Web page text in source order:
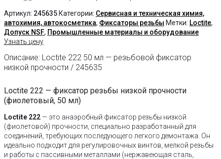
Артикул: 245635 Категории: Сервисная и техническая химия,
автохимия, автокосметика, Фиксаторы резьбы Метки: Loctite,
Допуск NSF, Промышленные материалы и оборудование
Узнать цену
Описание: Loctite 222 50 мл — резьбовой фиксатор
низкой прочности / 245635
Loctite 222 — фиксатор резьбы низкой прочности
(фиолетовый, 50 мл)
Loctite 222— это анаэробный фиксатор резьбы низкой
(фиолетовой) прочности, специально разработанный для
соединений, требующих последующего легкого демонтажа. Он
идеально подходит для регулировочных винтов, мелкой резьбы
и работы с пассивными металлами (нержавеющая сталь,